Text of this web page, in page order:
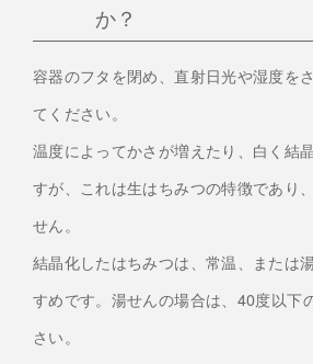
か？
容器のフタを閉め、直射日光や湿度を
てください。
温度によってかさが増えたり、白く結
すが、これは生はちみつの特徴であり
せん。
結晶化したはちみつは、常温、または
すめです。湯せんの場合は、40度以下
さい。